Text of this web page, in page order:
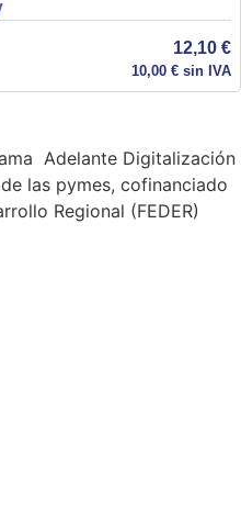
12,10 €
10,00 € sin IVA
Adelante Digitalización
las pymes, cofinanciado
Regional (FEDER)